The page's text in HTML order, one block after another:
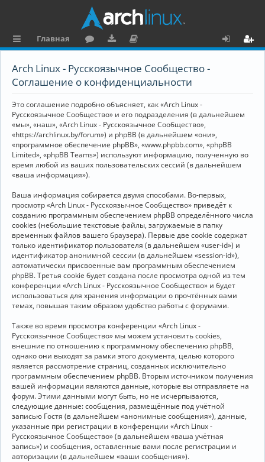
ы
к
и
Главная
ру
ру
и
ку
е
н
та
ц
я
Arch Linux - Русскоязычное Сообщество -
Соглашение о конфиденциальности
Это соглашение подробно объясняет, как «Arch Linux -
Русскоязычное Сообщество» и его подразделения (в дальнейшем
«мы», «наш», «Arch Linux - Русскоязычное Сообщество»,
«https://archlinux.by/forum») и phpBB (в дальнейшем «они»,
«программное обеспечение phpBB», «www.phpbb.com», «phpBB
Limited», «phpBB Teams») используют информацию, полученную во
время любой из ваших пользовательских сессий (в дальнейшем
«ваша информация»).
Ваша информация собирается двумя способами. Во-первых,
просмотр «Arch Linux - Русскоязычное Сообщество» приведёт к
созданию программным обеспечением phpBB определённого числа
cookies (небольшие текстовые файлы, загружаемые в папку
временных файлов вашего браузера). Первые две cookie содержат
только идентификатор пользователя (в дальнейшем «user-id») и
идентификатор анонимной сессии (в дальнейшем «session-id»),
автоматически присвоенные вам программным обеспечением
phpBB. Третья cookie будет создана после просмотра одной из тем
конференции «Arch Linux - Русскоязычное Сообщество» и будет
использоваться для хранения информации о прочтённых вами
темах, повышая таким образом удобство работы с форумами.
Также во время просмотра конференции «Arch Linux -
Русскоязычное Сообщество» мы можем установить cookies,
внешние по отношению к программному обеспечению phpBB,
однако они выходят за рамки этого документа, целью которого
является рассмотрение страниц, созданных исключительно
программным обеспечением phpBB. Вторым источником получения
вашей информации являются данные, которые вы отправляете на
форум. Этими данными могут быть, но не исчерпываются,
следующие данные: сообщения, размещённые под учётной
записью Гостя (в дальнейшем «анонимные сообщения»), данные,
указанные при регистрации в конференции «Arch Linux -
Русскоязычное Сообщество» (в дальнейшем «ваша учётная
запись») и сообщения, оставленные вами после регистрации и
авторизации (в дальнейшем «ваши сообщения»).